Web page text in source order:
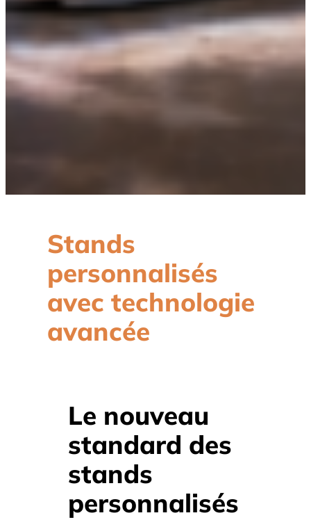
Stands
personnalisés
avec technologie
avancée
Le nouveau
standard des
stands
personnalisés